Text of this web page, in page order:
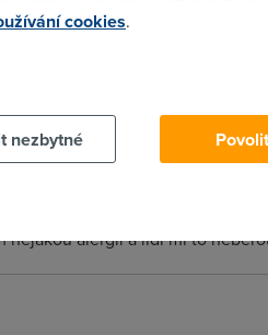
alergii a lidi mi to
cookies.
nezbytné